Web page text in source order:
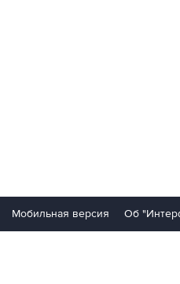
Мобильная версия Об